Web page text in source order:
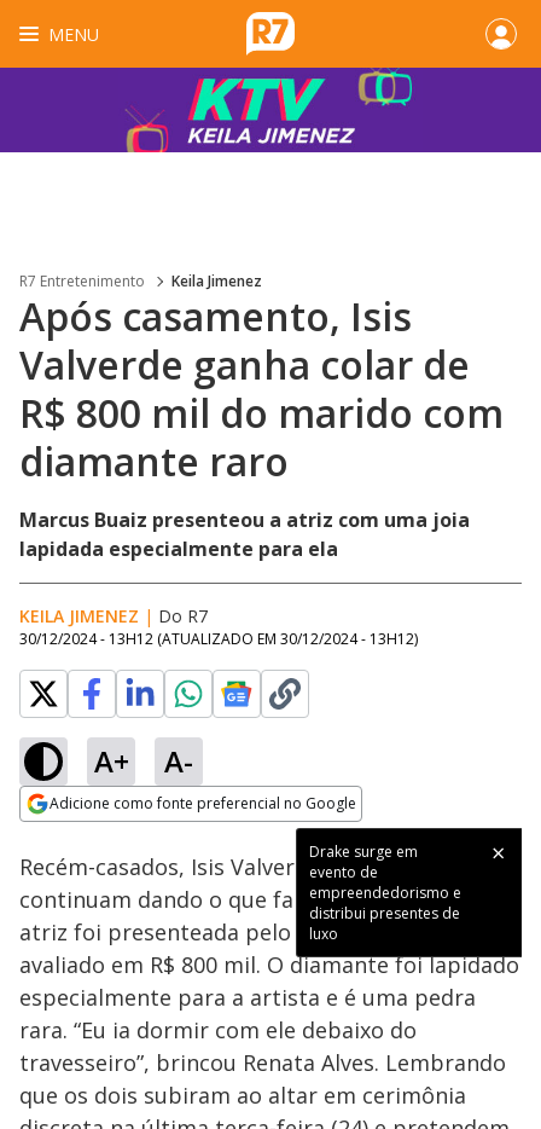
MENU
R7 Entretenimento Keila Jimenez
Após casamento, Isis
Valverde ganha colar de
R$ 800 mil do marido com
diamante raro
Marcus Buaiz presenteou a atriz com uma joia
lapidada especialmente para ela
KEILA JIMENEZ | Do R7
30/12/2024 - 13H12 (ATUALIZADO EM 30/12/2024 - 13H12)
A+ A-
Adicione como fonte preferencial no Google
Drake surge em
evento de
empreendedorismo e
distribui presentes de
luxo
Ativar
100.00%
Recém-casados, Isis Valverde e Marcus Buaiz
continuam dando o que falar! Isso porque a
atriz foi presenteada pelo marido com um colar
avaliado em R$ 800 mil. O diamante foi lapidado
especialmente para a artista e é uma pedra
rara. “Eu ia dormir com ele debaixo do
travesseiro”, brincou Renata Alves. Lembrando
que os dois subiram ao altar em cerimônia